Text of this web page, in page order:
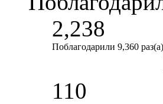
2,238
Поблагодарили 9,360 раз(а)
110